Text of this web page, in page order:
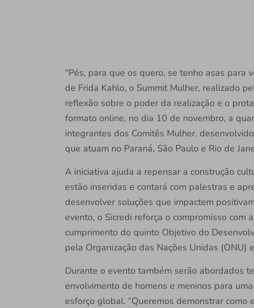
“Pés, para que os quero, se tenho asas para
de Frida Kahlo, o Summit Mulher, realizado
reflexão sobre o poder da realização e o
formato online, no dia 10 de novembro, a
integrantes dos Comitês Mulher,
que atuam no Paraná, São Paulo e Rio de
A iniciativa ajuda a repensar a construção
estão inseridas e contará com palestras e
desenvolver soluções que impactem
evento, o Sicredi reforça o compromisso com
cumprimento do quinto Objetivo do
pela Organização das Nações Unidas (ONU)
Durante o evento também serão abordados
envolvimento de homens e meninos para
esforço global. “Queremos demonstrar como